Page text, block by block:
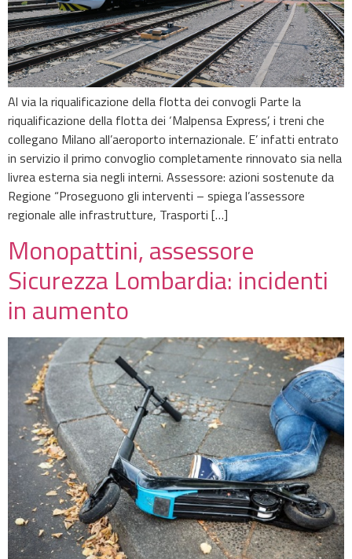
Al via la riqualificazione della flotta dei convogli Parte la
riqualificazione della flotta dei ‘Malpensa Express’, i treni che
collegano Milano all’aeroporto internazionale. E’ infatti entrato
in servizio il primo convoglio completamente rinnovato sia nella
livrea esterna sia negli interni. Assessore: azioni sostenute da
Regione “Proseguono gli interventi – spiega l’assessore
regionale alle infrastrutture, Trasporti […]
Monopattini, assessore
Sicurezza Lombardia: incidenti
in aumento